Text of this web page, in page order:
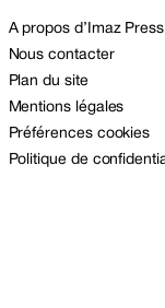
A propos d’Imaz Press
Nous contacter
Plan du site
Mentions légales
Préférences cookies
Politique de